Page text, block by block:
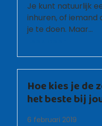
Je kunt natuurlijk
inhuren, of
je te doen. Maar…
Hoe kies je de
het beste bij
6 februari 2019